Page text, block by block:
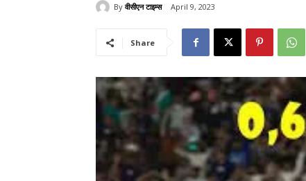
By वीसीएन टाइम्स April 9, 2023
Share